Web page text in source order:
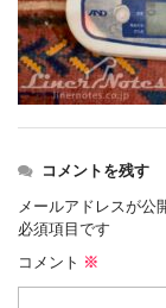
コメントを残す
メールアドレスが公
必須項目です
コメント ※